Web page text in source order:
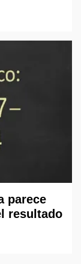
parece
resultado